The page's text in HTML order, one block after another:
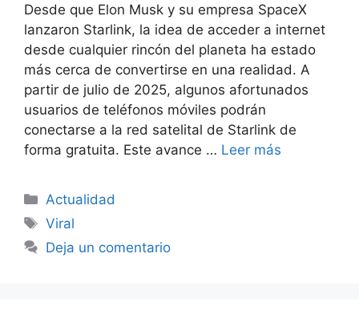
Desde que Elon Musk y su empresa SpaceX
lanzaron Starlink, la idea de acceder a internet
desde cualquier rincón del planeta ha estado
más cerca de convertirse en una realidad. A
partir de julio de 2025, algunos afortunados
usuarios de teléfonos móviles podrán
conectarse a la red satelital de Starlink de
forma gratuita. Este avance … Leer más
Categorías
Actualidad
Etiquetas
Viral
Deja un comentario